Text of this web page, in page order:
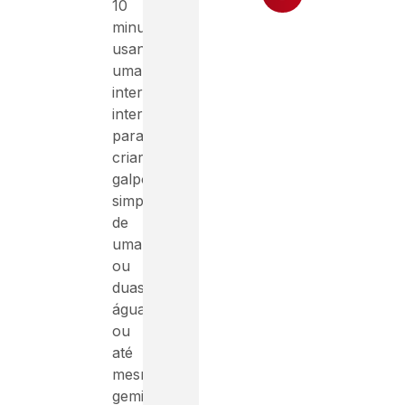
10
minutos,
usando
uma
interface
interativa
para
criar
galpões
simples
de
uma
ou
duas
águas,
ou
até
mesmo
geminados.